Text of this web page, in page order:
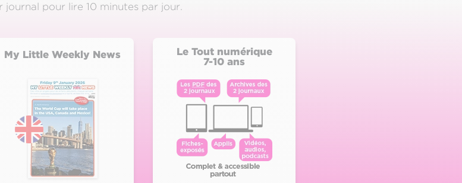
journal pour lire 10 minutes par jour.
My Little Weekly News
Le Tout numérique
7-10 ans